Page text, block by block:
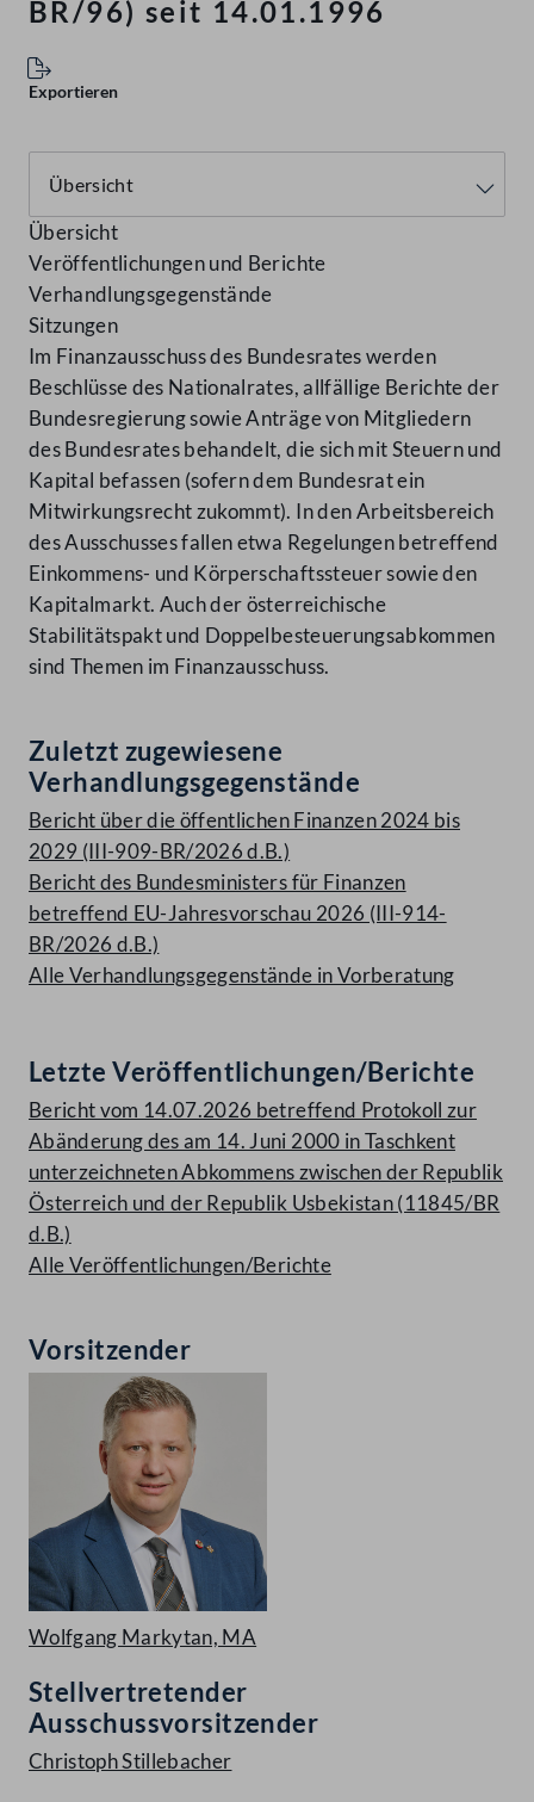
BR/96) seit 14.01.1996
Exportieren
Übersicht
Veröffentlichungen und Berichte
Verhandlungsgegenstände
Sitzungen
Im Finanzausschuss des Bundesrates werden
Beschlüsse des Nationalrates, allfällige Berichte der
Bundesregierung sowie Anträge von Mitgliedern
des Bundesrates behandelt, die sich mit Steuern und
Kapital befassen (sofern dem Bundesrat ein
Mitwirkungsrecht zukommt). In den Arbeitsbereich
des Ausschusses fallen etwa Regelungen betreffend
Einkommens- und Körperschaftssteuer sowie den
Kapitalmarkt. Auch der österreichische
Stabilitätspakt und Doppelbesteuerungsabkommen
sind Themen im Finanzausschuss.
Zuletzt zugewiesene
Verhandlungsgegenstände
Bericht über die öffentlichen Finanzen 2024 bis
2029 (III-909-BR/2026 d.B.)
Bericht des Bundesministers für Finanzen
betreffend EU-Jahresvorschau 2026 (III-914-
BR/2026 d.B.)
Alle Verhandlungsgegenstände in Vorberatung
Letzte Veröffentlichungen/Berichte
Bericht vom 14.07.2026 betreffend Protokoll zur
Abänderung des am 14. Juni 2000 in Taschkent
unterzeichneten Abkommens zwischen der Republik
Österreich und der Republik Usbekistan (11845/BR
d.B.)
Alle Veröffentlichungen/Berichte
Vorsitzender
Wolfgang Markytan, MA
Stellvertretender
Ausschussvorsitzender
Christoph Stillebacher